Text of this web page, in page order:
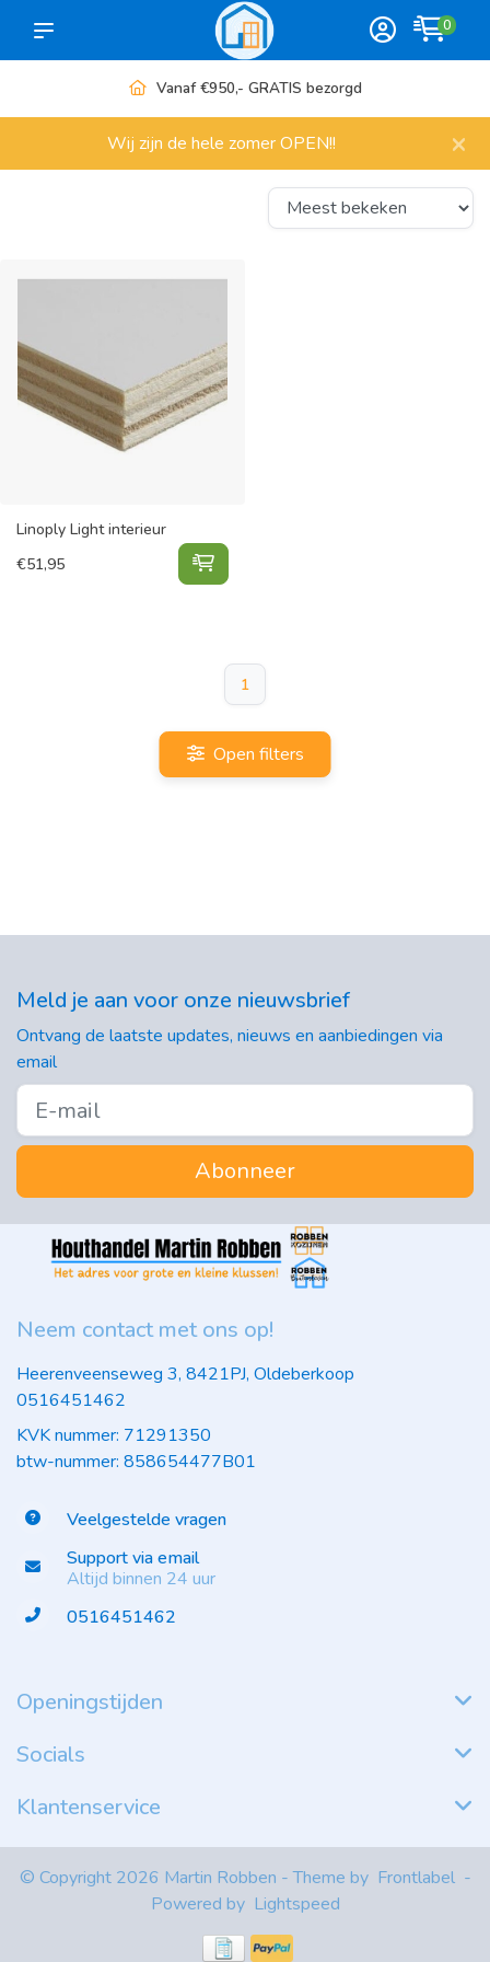
0
Vanaf €950,- GRATIS bezorgd
Wij zijn de hele zomer OPEN!! ×
Linoply Light interieur
€51,95 Linoply Light interieur toevoegen
1
Open filters
Meld je aan voor onze nieuwsbrief
Ontvang de laatste updates, nieuws en aanbiedingen via
email
Abonneer
Neem contact met ons op!
Heerenveenseweg 3, 8421PJ, Oldeberkoop
0516451462
KVK nummer: 71291350
btw-nummer: 858654477B01
Veelgestelde vragen
Support via email
Altijd binnen 24 uur
0516451462
Openingstijden
Socials
Klantenservice
© Copyright 2026 Martin Robben - Theme by Frontlabel -
Powered by Lightspeed